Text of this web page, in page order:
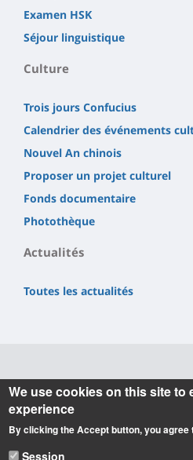
Examen HSK
Séjour linguistique
Culture
Trois jours Confucius
Calendrier des événements
Nouvel An chinois
Proposer un projet culturel
Fonds documentaire
Photothèque
Actualités
Toutes les actualités
Informations
INSTITUT CONFUCIUS
We use cookies on this site to
experience
By clicking the Accept button, you agree
Session